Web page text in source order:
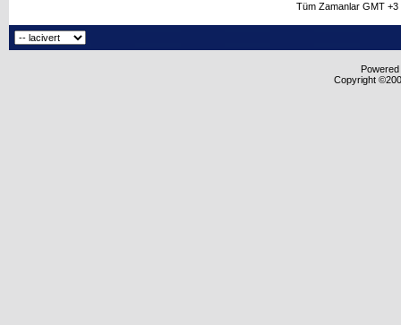
Tüm Zamanlar GMT
Copyright